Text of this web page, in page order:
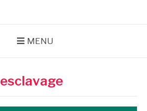
MENU
esclavage